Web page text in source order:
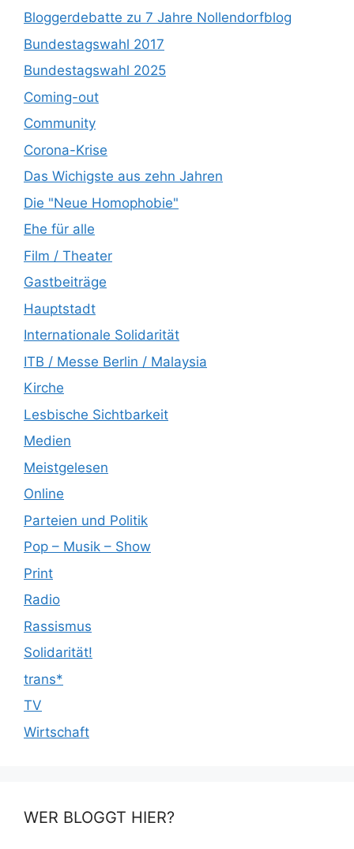
Bloggerdebatte zu 7 Jahre Nollendorfblog
Bundestagswahl 2017
Bundestagswahl 2025
Coming-out
Community
Corona-Krise
Das Wichigste aus zehn Jahren
Die "Neue Homophobie"
Ehe für alle
Film / Theater
Gastbeiträge
Hauptstadt
Internationale Solidarität
ITB / Messe Berlin / Malaysia
Kirche
Lesbische Sichtbarkeit
Medien
Meistgelesen
Online
Parteien und Politik
Pop – Musik – Show
Print
Radio
Rassismus
Solidarität!
trans*
TV
Wirtschaft
WER BLOGGT HIER?